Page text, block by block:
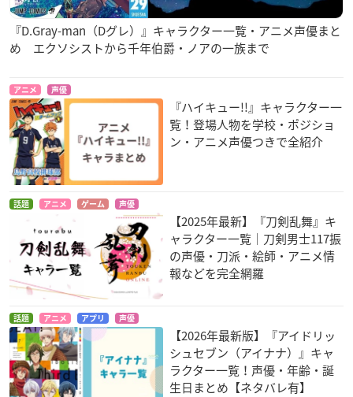
『D.Gray-man（Dグレ）』キャラクター一覧・アニメ声優まと
め エクソシストから千年伯爵・ノアの一族まで
アニメ 声優
『ハイキュー!!』キャラクター一
覧！登場人物を学校・ポジショ
ン・アニメ声優つきで全紹介
話題 アニメ ゲーム 声優
【2025年最新】『刀剣乱舞』キ
ャラクター一覧｜刀剣男士117振
の声優・刀派・絵師・アニメ情
報などを完全網羅
話題 アニメ アプリ 声優
【2026年最新版】『アイドリッ
シュセブン（アイナナ）』キャ
ラクター一覧！声優・年齢・誕
生日まとめ【ネタバレ有】